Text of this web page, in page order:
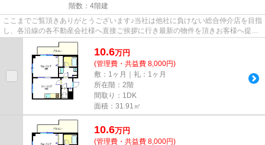
階数：4階建
ここまでご覧頂きありがとうございます♪当社は他社に負けない総合仲介店を目指
し、各沿線の各不動産会社様へ直接ご挨拶に行き最新の物件を頂きお客様へ提供
しております！最新の情報は...
10.6万円
(管理費・共益費 8,000円)
敷：1ヶ月｜礼：1ヶ月
所在階：2階
間取り：1DK
面積：31.91㎡
10.6万円
(管理費・共益費 8,000円)